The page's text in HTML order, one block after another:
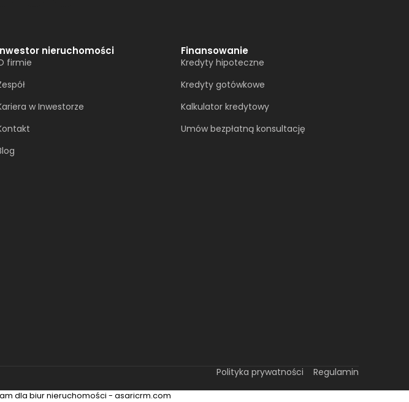
nieruchomości
firmie
w Inwestorze
Finansowanie
Kredyty hipoteczne
Kredyty gotówkowe
Kalkulator kredytowy
Umów bezpłatną konsultację​
Polityka prywatności Regulamin
dla biur nieruchomości - asaricrm.com